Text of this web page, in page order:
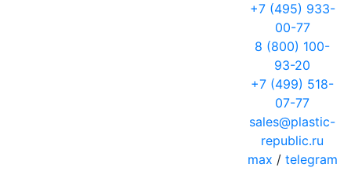
+7 (495) 933-
00-77
8 (800) 100-
93-20
+7 (499) 518-
07-77
sales@plastic-
republic.ru
max / telegram